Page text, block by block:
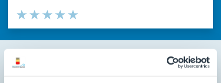
Valuta la chiarezza delle informazioni (da 1 a 5 stelle)
Seleziona il numero di stelle per valutare la chiarezza delle
Valuta 5 stelle su 5
Valuta 4 stelle su 5
Valuta 3 stelle su 5
Valuta 2 stelle su 5
Valuta 1 stelle su 5